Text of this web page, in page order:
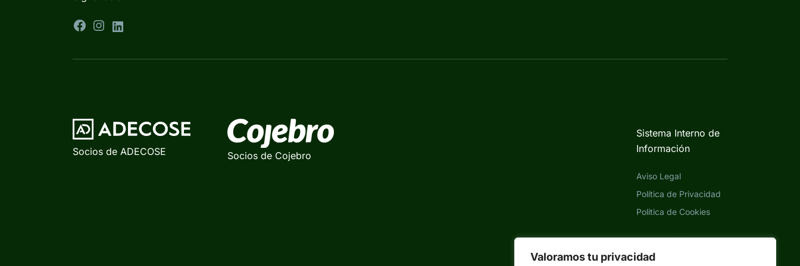
Valoramos tu privacidad
Socios de ADECOSE Socios de Cojebro
Sistema Interno de
Información
Aviso Legal
Política de Privacidad
Politica de Cookies
Eliminación cuenta
APP